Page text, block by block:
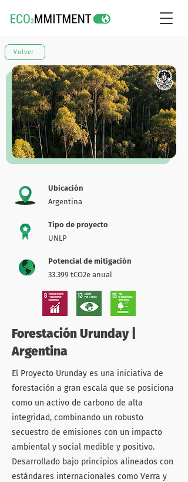
Volver
Ubicación
Argentina
Tipo de proyecto
UNLP
Potencial de mitigación
33.399 tCO2e anual
Forestación Urunday |
Argentina
El Proyecto Urunday es una iniciativa de
forestación a gran escala que se posiciona
como un activo de carbono de alta
integridad, combinando un robusto
secuestro de emisiones con un impacto
ambiental y social medible y positivo.
Desarrollado bajo principios alineados con
estándares internacionales como Verra y